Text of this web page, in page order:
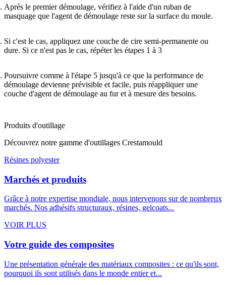
Après le premier démoulage, vérifiez à l'aide d'un ruban de
masquage que l'agent de démoulage reste sur la surface du moule.
Si c'est le cas, appliquez une couche de cire semi-permanente ou
dure. Si ce n'est pas le cas, répéter les étapes 1 à 3
Poursuivre comme à l'étape 5 jusqu'à ce que la performance de
démoulage devienne prévisible et facile, puis réappliquer une
couche d'agent de démoulage au fur et à mesure des besoins.
Produits d'outillage
Découvrez notre gamme d'outillages Crestamould
Résines polyester
Marchés et produits
Grâce à notre expertise mondiale, nous intervenons sur de nombreux
marchés. Nos adhésifs structuraux, résines, gelcoats...
VOIR PLUS
Votre guide des composites
Une présentation générale des matériaux composites : ce qu'ils sont,
pourquoi ils sont utilisés dans le monde entier et...